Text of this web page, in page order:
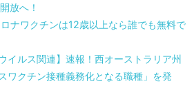
放へ！
ナワクチンは12歳以上なら誰でも無料で
イルス関連】速報！西オーストラリア州
ワクチン接種義務化となる職種」を発